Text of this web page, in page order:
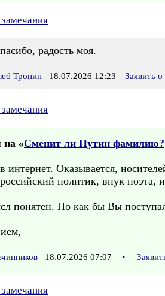
радость моя.
Тропин 18.07.2026 12:23 Заявить
на «Сменит ли Путин фамилию?
в интернет. Оказывается,
политик, внук поэта,
понятен. Но как бы Вы
18.07.2026 07:07 •